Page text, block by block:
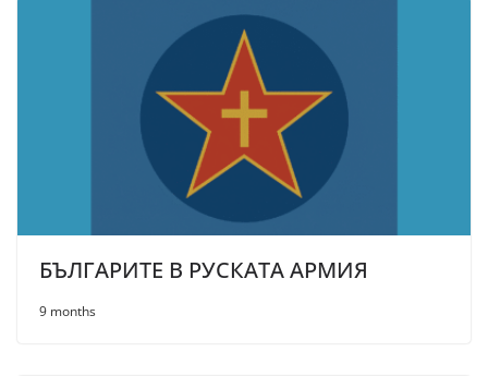
БЪЛГАРИТЕ В РУСКАТА АРМИЯ
9 months